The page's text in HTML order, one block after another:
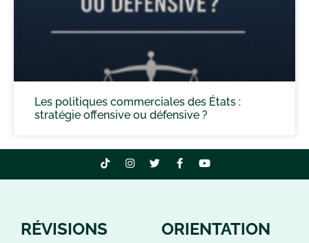
Les politiques commerciales des États :
stratégie offensive ou défensive ?
RÉVISIONS ORIENTATION